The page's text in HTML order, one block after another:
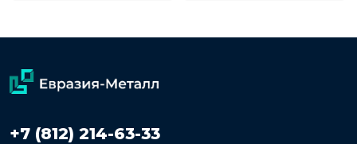
+7 (812) 214-63-33